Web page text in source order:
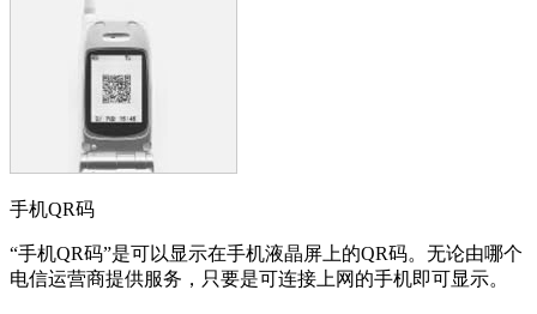
手机QR码
“手机QR码”是可以显示在手机液晶屏上的QR码。无论由哪个
电信运营商提供服务，只要是可连接上网的手机即可显示。